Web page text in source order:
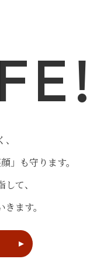
」も守ります。
て、
ます。